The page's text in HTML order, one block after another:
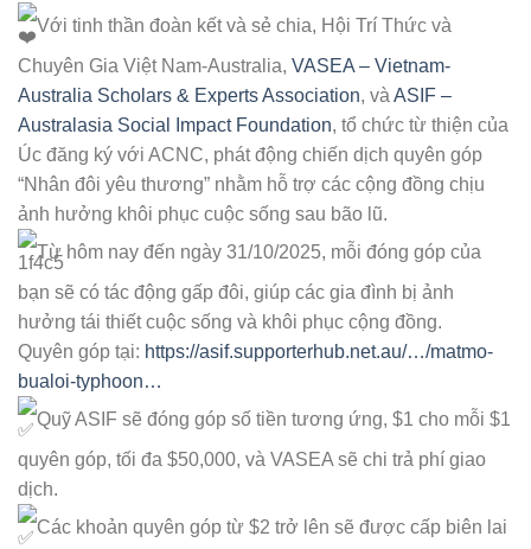
Với tinh thần đoàn kết và sẻ chia, Hội Trí Thức và
Chuyên Gia Việt Nam-Australia, VASEA – Vietnam-
Australia Scholars & Experts Association, và ASIF –
Australasia Social Impact Foundation, tổ chức từ thiện của
Úc đăng ký với ACNC, phát động chiến dịch quyên góp
“Nhân đôi yêu thương” nhằm hỗ trợ các cộng đồng chịu
ảnh hưởng khôi phục cuộc sống sau bão lũ.
Từ hôm nay đến ngày 31/10/2025, mỗi đóng góp của
bạn sẽ có tác động gấp đôi, giúp các gia đình bị ảnh
hưởng tái thiết cuộc sống và khôi phục cộng đồng.
Quyên góp tại: https://asif.supporterhub.net.au/…/matmo-
bualoi-typhoon…
Quỹ ASIF sẽ đóng góp số tiền tương ứng, $1 cho mỗi $1
quyên góp, tối đa $50,000, và VASEA sẽ chi trả phí giao
dịch.
Các khoản quyên góp từ $2 trở lên sẽ được cấp biên lai